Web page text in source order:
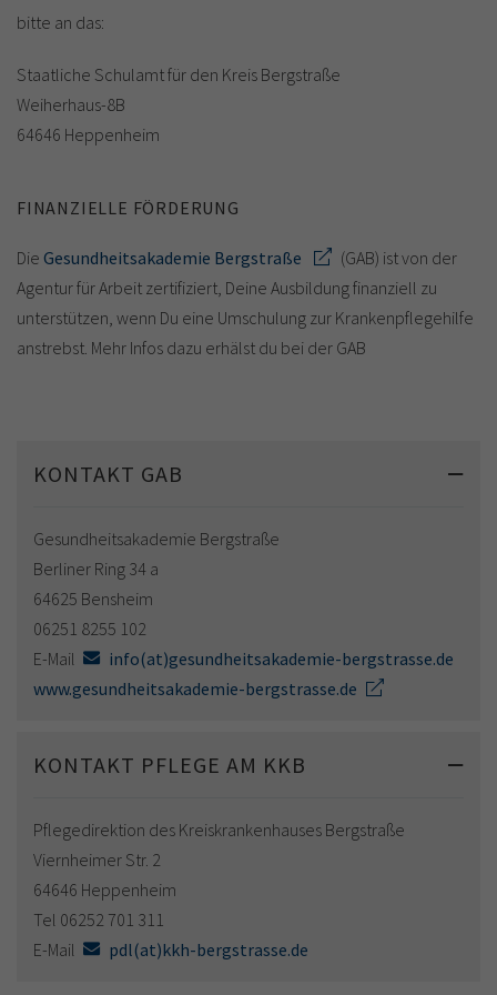
bitte an das:
Staatliche Schulamt für den Kreis Bergstraße
Weiherhaus-8B
64646 Heppenheim
FINANZIELLE FÖRDERUNG
Die Gesundheitsakademie Bergstraße
(GAB) ist von der
Agentur für Arbeit zertifiziert, Deine Ausbildung finanziell zu
unterstützen, wenn Du eine Umschulung zur Krankenpflegehilfe
anstrebst. Mehr Infos dazu erhälst du bei der GAB
KONTAKT GAB
Gesundheitsakademie Bergstraße
Berliner Ring 34 a
64625 Bensheim
06251 8255 102
E-Mail
info(at)gesundheitsakademie-bergstrasse.de
www.gesundheitsakademie-bergstrasse.de
KONTAKT PFLEGE AM KKB
Pflegedirektion des Kreiskrankenhauses Bergstraße
Viernheimer Str. 2
64646 Heppenheim
Tel 06252 701 311
E-Mail
pdl(at)kkh-bergstrasse.de